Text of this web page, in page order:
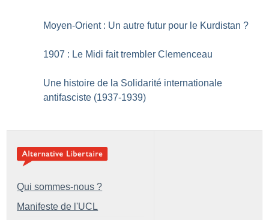
Moyen-Orient : Un autre futur pour le Kurdistan ?
1907 : Le Midi fait trembler Clemenceau
Une histoire de la Solidarité internationale
antifasciste (1937-1939)
Qui sommes-nous ?
Manifeste de l'UCL